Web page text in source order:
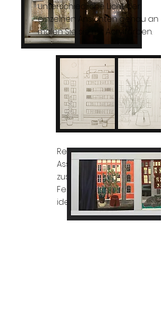
unterschiedliche Licht der
einzelnen Ansichten genau an
malen Sie sie mit Acrylfarben.
Realisierung Schritt 4:
Assoziieren Sie die beiden
zusammen in einem
Fensterrahmen oder zwei
identischen Rahmen